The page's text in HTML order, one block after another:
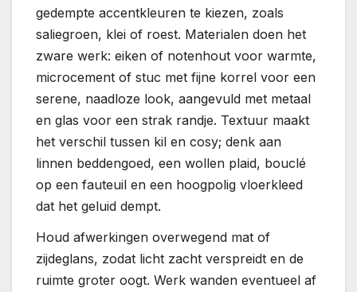
gedempte accentkleuren te kiezen, zoals
saliegroen, klei of roest. Materialen doen het
zware werk: eiken of notenhout voor warmte,
microcement of stuc met fijne korrel voor een
serene, naadloze look, aangevuld met metaal
en glas voor een strak randje. Textuur maakt
het verschil tussen kil en cosy; denk aan
linnen beddengoed, een wollen plaid, bouclé
op een fauteuil en een hoogpolig vloerkleed
dat het geluid dempt.
Houd afwerkingen overwegend mat of
zijdeglans, zodat licht zacht verspreidt en de
ruimte groter oogt. Werk wanden eventueel af